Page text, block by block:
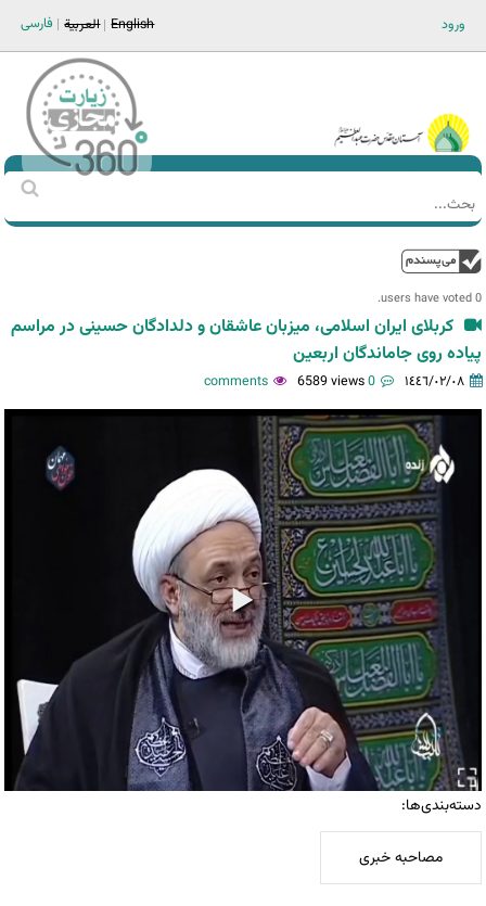
ورود فارسی العربية English
Main men-AR
استمارة
‏
0 users have voted.
کربلای ایران اسلامی، میزبان عاشقان و دلدادگان حسینی در مراسم
پیاده روی جاماندگان اربعین
١٤٤٦/٠٢/٠٨ 0 comments
6589 views
دسته‌بندی‌ها:
مصاحبه خبری